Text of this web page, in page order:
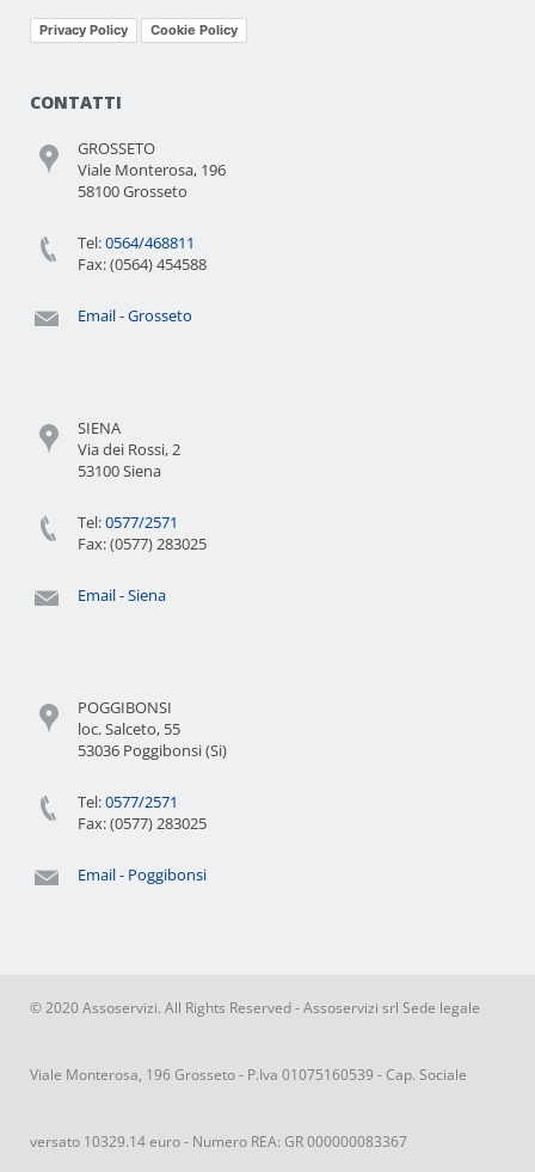
Privacy Policy Cookie Policy
CONTATTI
GROSSETO
Viale Monterosa, 196
58100 Grosseto
Tel:0564/468811
Fax: (0564) 454588
Email - Grosseto
SIENA
Via dei Rossi, 2
53100 Siena
Tel:0577/2571
Fax: (0577) 283025
Email - Siena
POGGIBONSI
loc. Salceto, 55
53036 Poggibonsi (Si)
Tel:0577/2571
Fax: (0577) 283025
Email - Poggibonsi
© 2020 Assoservizi. All Rights Reserved - Assoservizi srl Sede legale
Viale Monterosa, 196 Grosseto - P.Iva 01075160539 - Cap. Sociale
versato 10329.14 euro - Numero REA: GR 000000083367